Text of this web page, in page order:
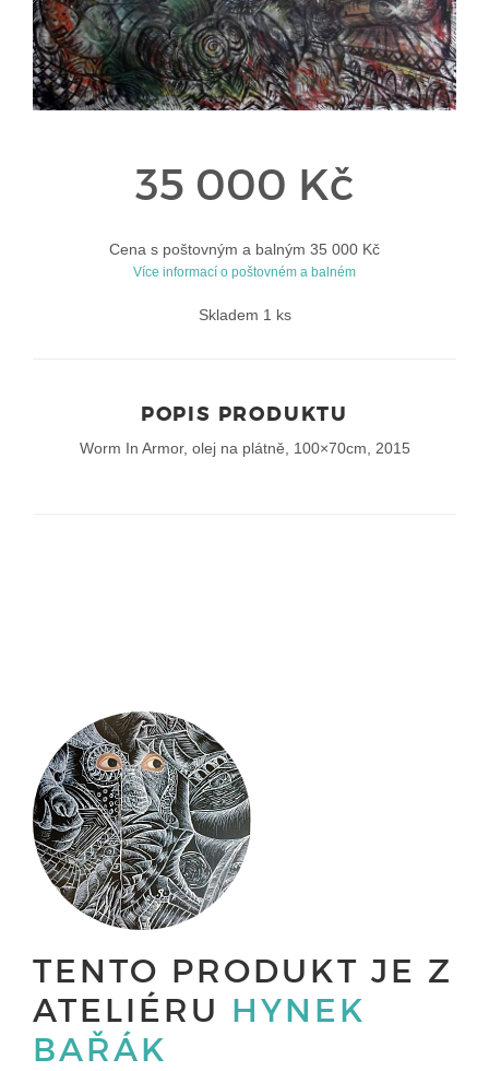
35 000 Kč
Cena s poštovným a balným 35 000 Kč
Více informací o poštovném a balném
Skladem 1 ks
POPIS PRODUKTU
Worm In Armor, olej na plátně, 100×70cm, 2015
TENTO PRODUKT JE Z
ATELIÉRU HYNEK
BAŘÁK